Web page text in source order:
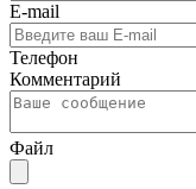
E-mail
Телефон
Комментарий
Файл